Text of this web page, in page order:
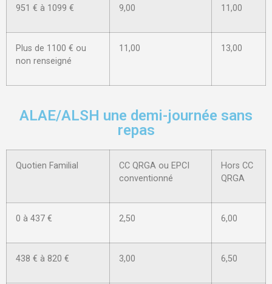
951 € à 1099 € 9,00 11,00
Plus de 1100 € ou
non renseigné
11,00 13,00
ALAE/ALSH une demi-journée sans
repas
Quotien Familial
CC QRGA ou EPCI
conventionné
Hors CC
QRGA
0 à 437 € 2,50 6,00
438 € à 820 € 3,00 6,50